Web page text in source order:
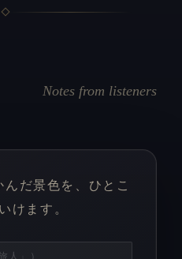
Notes from listeners
だ景色を、ひとこ
けます。